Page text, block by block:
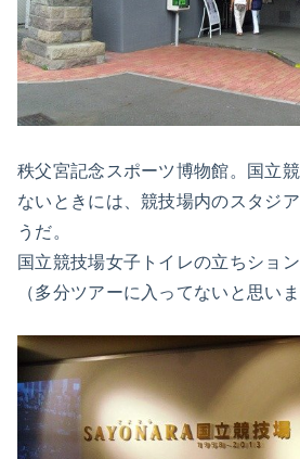
秩父宮記念スポーツ博物館。国立
ないときには、競技場内のスタジ
うだ。
国立競技場女子トイレの立ちショ
（多分ツアーに入ってないと思いま